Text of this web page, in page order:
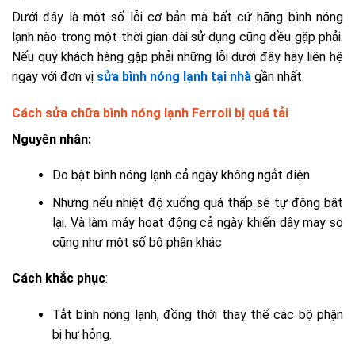
Dưới đây là một số lỗi cơ bản mà bất cứ hãng bình nóng
lạnh nào trong một thời gian dài sử dụng cũng đều gặp phải.
Nếu quý khách hàng gặp phải những lỗi dưới đây hãy liên hệ
ngay với đơn vị sửa bình nóng lạnh tại nhà gần nhất.
Cách sửa chữa bình nóng lạnh Ferroli bị quá tải
Nguyên nhân:
Do bật bình nóng lạnh cả ngày không ngắt điện
Nhưng nếu nhiệt độ xuống quá thấp sẽ tự động bật
lại. Và làm máy hoạt động cả ngày khiến dây may so
cũng như một số bộ phận khác
Cách khắc phục:
Tắt bình nóng lạnh, đồng thời thay thế các bộ phận
bị hư hỏng.